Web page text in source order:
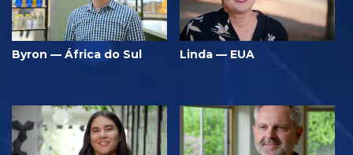
Byron — África do Sul Linda — EUA